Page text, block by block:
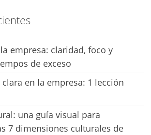
la empresa: claridad, foco y
de exceso
en la empresa: 1 lección
una guía visual para
7 dimensiones culturales de